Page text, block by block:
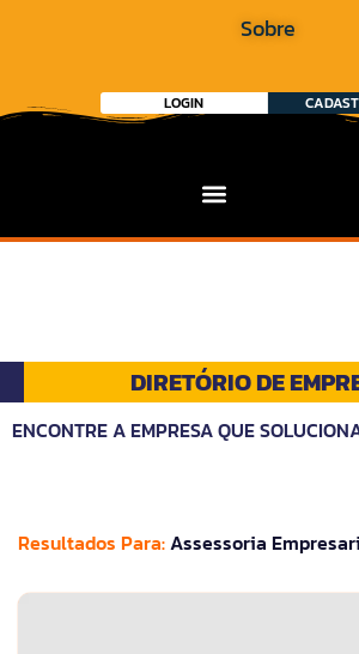
Sobre
LOGIN
DIRETÓRIO DE
ENCONTRE A EMPRESA QUE
Resultados Para:Assessoria